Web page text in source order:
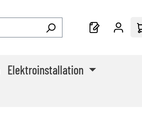
Elektroinstallation